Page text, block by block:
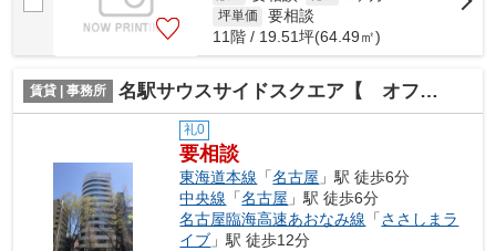
坪単価
要相談
11階 / 19.51坪(64.49㎡)
賃貸 | 事務所 名駅サウスサイドスクエア【 オフィスおすすめ 】
礼0
要相談
東海道本線 「名古屋 」駅 徒歩6分
中央線 「名古屋 」駅 徒歩6分
名古屋臨海高速あおなみ線 「ささしまラ
イブ 」駅 徒歩12分